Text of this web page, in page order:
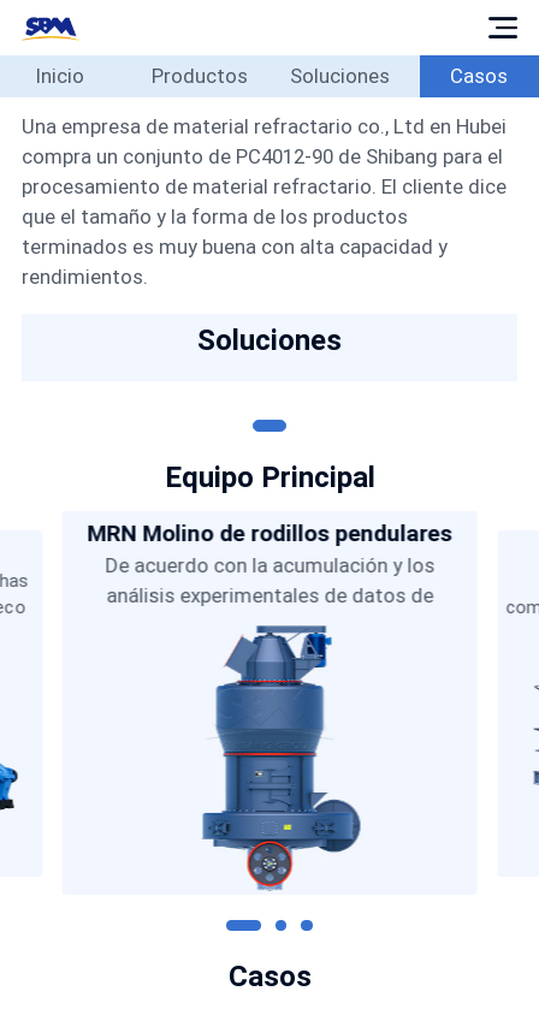
Inicio
Productos
Soluciones
Casos
Blog
Sobre
Inicio Productos Soluciones Casos
Una empresa de material refractario co., Ltd en Hubei
compra un conjunto de PC4012-90 de Shibang para el
procesamiento de material refractario. El cliente dice
que el tamaño y la forma de los productos
terminados es muy buena con alta capacidad y
rendimientos.
Soluciones
Equipo Principal
MRN Molino de rodillos pendulares
De acuerdo con la acumulación y los
análisis experimentales de datos de
pruebas in situ durante más de treinta años,
SBM ha investigado
Casos